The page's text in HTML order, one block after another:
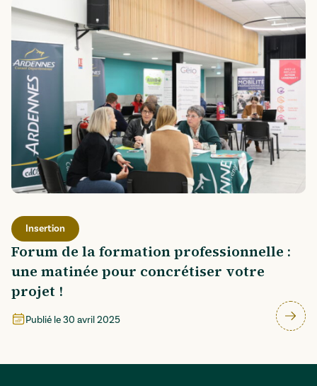
Insertion
Forum de la formation professionnelle :
une matinée pour concrétiser votre
projet !
Publié le30 avril 2025